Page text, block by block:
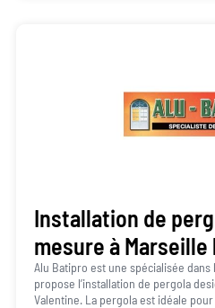
Installation de
mesure à Marseille
Alu Batipro est une spécialisée dans
propose l’installation de pergola
Valentine. La pergola est idéale